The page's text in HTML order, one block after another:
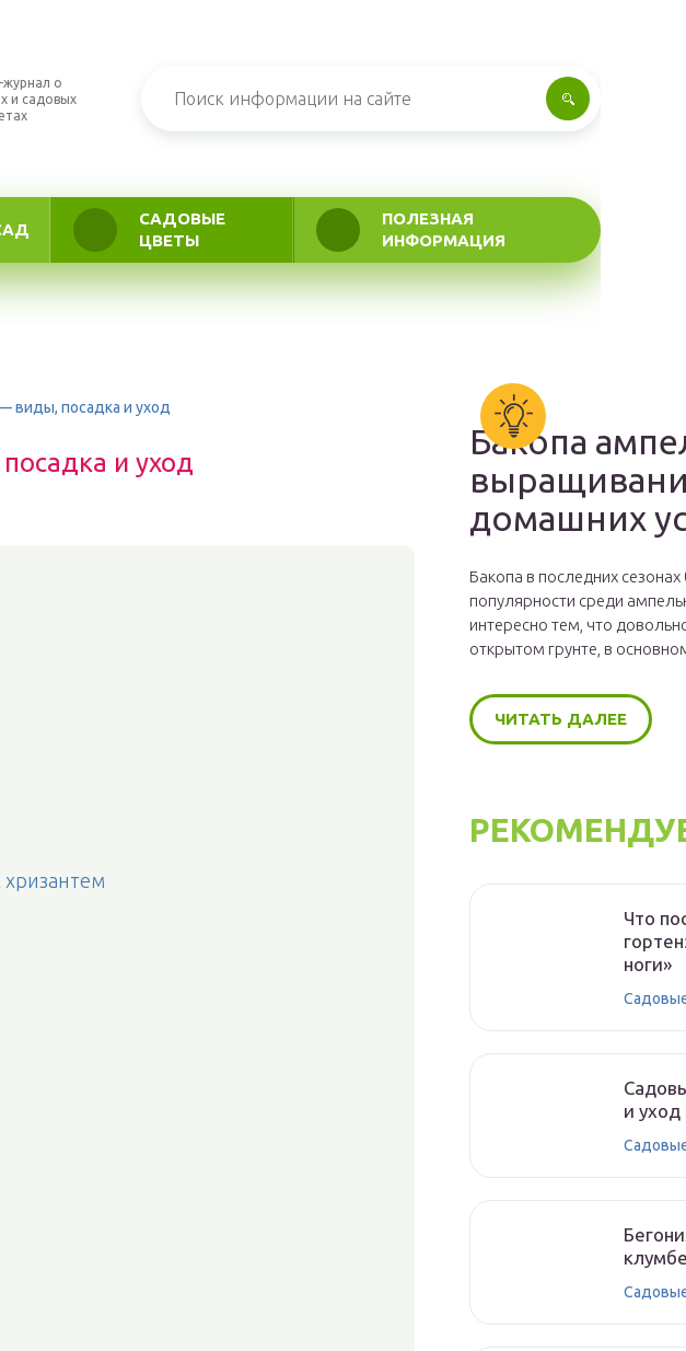
о
и садовых
САДОВЫЕ
ЦВЕТЫ
ПОЛЕЗНАЯ
ИНФОРМАЦИЯ
виды, посадка и уход
и уход
Бакопа
домашних
Бакопа в последних
популярности среди
интересно тем, что
открытом грунте, в
ЧИТАТЬ ДАЛЕЕ
Что
ноги»
и уход